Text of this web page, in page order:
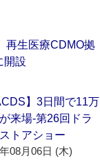
再生医療CDMO拠
開設
】3日間で11万
来場‐第26回ドラ
トアショー
08月06日 (木)